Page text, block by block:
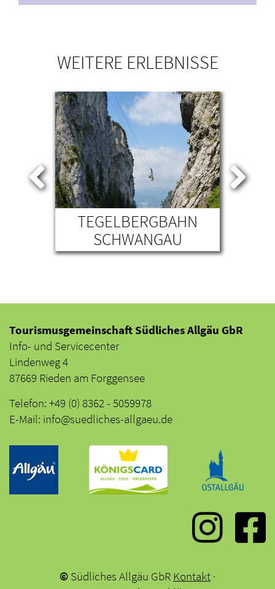
WEITERE ERLEBNISSE
TEGELBERGBAHN
SCHWANGAU
Tourismusgemeinschaft Südliches Allgäu GbR
Info- und Servicecenter
Lindenweg 4
87669 Rieden am Forggensee
Telefon: +49 (0) 8362 - 5059978
E-Mail: info@suedliches-allgaeu.de
© Südliches Allgäu GbR Kontakt ·